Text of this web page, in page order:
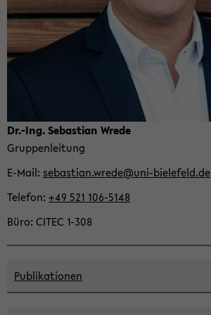
Dr.-Ing. Se­bas­ti­an Wrede
Grup­pen­lei­tung
E-​Mail se­bas­ti­an.wrede@uni-​bielefeld.de
Te­le­fon +49 521 106-​5148
Büro CITEC 1-308
Pu­bli­ka­tio­nen